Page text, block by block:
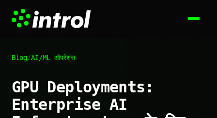
Blog/AI/ML ऑपरेशंस
GPU Deployments:
Enterprise AI